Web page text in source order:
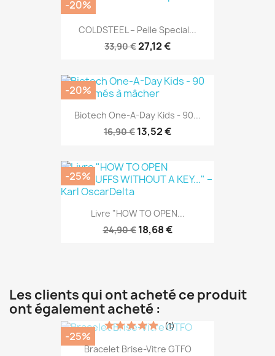
COLDSTEEL – Pelle Special...
33,90 €27,12 €
-20%
Biotech One-A-Day Kids - 90...
16,90 € 13,52 €
-20%
Livre "HOW TO OPEN...
24,90 € 18,68 €
-25%
Les clients qui ont acheté ce produit
ont également acheté :
Bracelet Brise-Vitre GTFO
(1)
-25%